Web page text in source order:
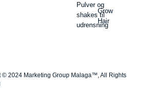
Pulver og
shakes til
udrensning
Grow
Hair
© 2024 Marketing Group Malaga™, All Rights